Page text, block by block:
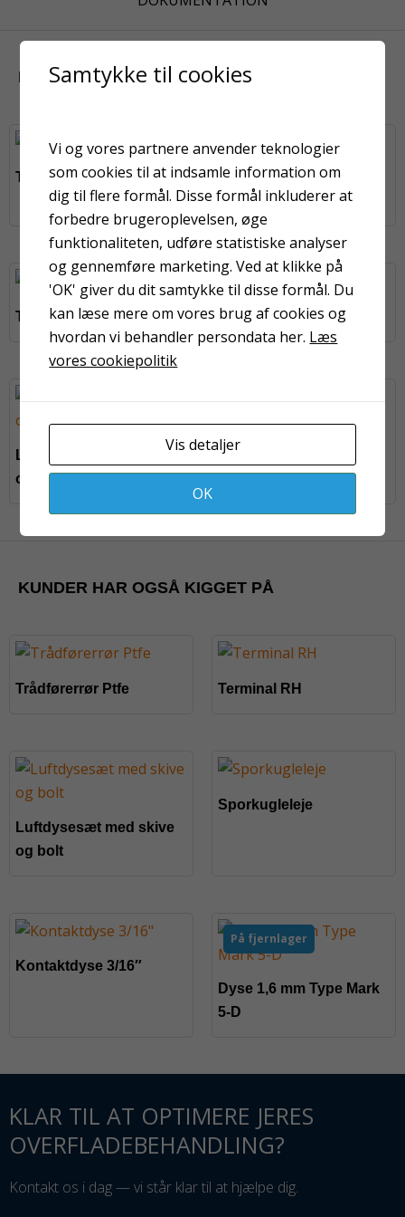
RELATEREDE PRODUKTER
Trådførerrør Ptfe
Trådfører bagerste, lang
Terminal RH Kontakt H-L
Luftdysesæt med skive
og bolt
KUNDER HAR OGSÅ KIGGET PÅ
Trådførerrør Ptfe Terminal RH
Luftdysesæt med skive
og bolt
Sporkugleleje
Kontaktdyse 3/16″
På fjernlager
Dyse 1,6 mm Type Mark
5-D
KLAR TIL AT OPTIMERE JERES
OVERFLADEBEHANDLING?
Kontakt os i dag — vi står klar til at hjælpe dig.
Samtykke til cookies
Vi og vores partnere anvender teknologier
som cookies til at indsamle information om
dig til flere formål. Disse formål inkluderer at
forbedre brugeroplevelsen, øge
funktionaliteten, udføre statistiske analyser
og gennemføre marketing. Ved at klikke på
'OK' giver du dit samtykke til disse formål. Du
kan læse mere om vores brug af cookies og
hvordan vi behandler persondata her. Læs
vores cookiepolitik
Vis detaljer
OK